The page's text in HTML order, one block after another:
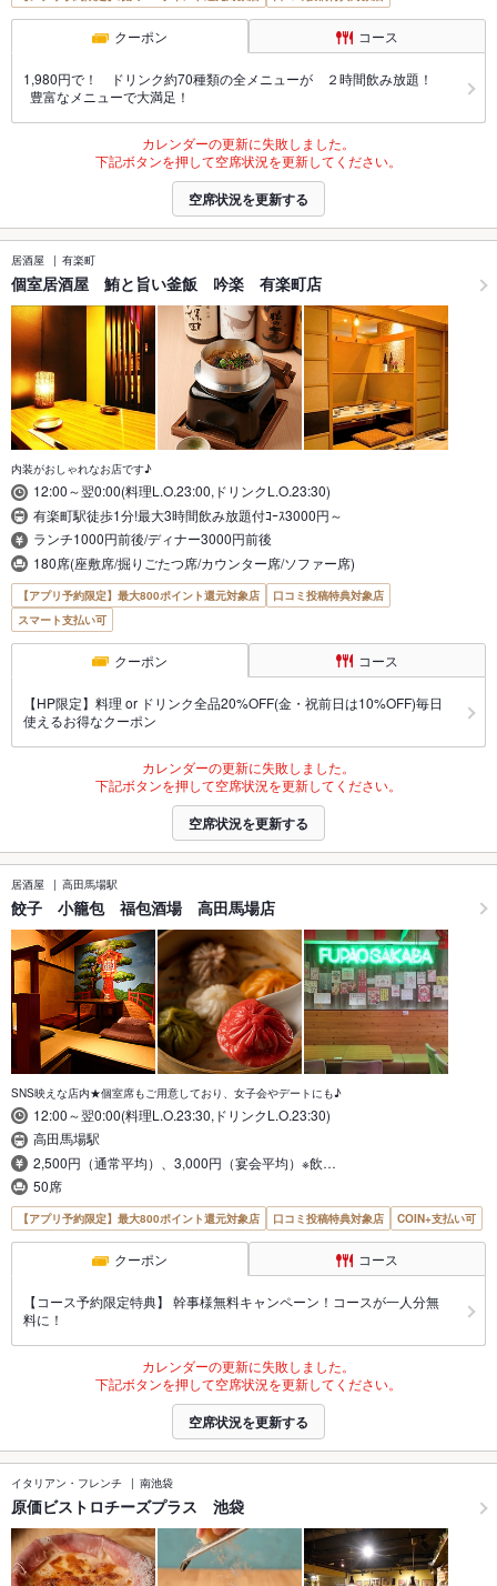
クーポン コース
1,980円で！ ドリンク約70種類の全メニューが ２時間飲み放題！
豊富なメニューで大満足！
カレンダーの更新に失敗しました。
下記ボタンを押して空席状況を更新してください。
空席状況を更新する
居酒屋 有楽町
個室居酒屋 鮪と旨い釜飯 吟楽 有楽町店
内装がおしゃれなお店です♪
12:00～翌0:00(料理L.O.23:00,ドリンクL.O.23:30)
有楽町駅徒歩1分!最大3時間飲み放題付ｺｰｽ3000円～
ランチ1000円前後/ディナー3000円前後
180席(座敷席/掘りごたつ席/カウンター席/ソファー席)
【アプリ予約限定】最大800ポイント還元対象店
口コミ投稿特典対象店
スマート支払い可
クーポン コース
【HP限定】料理 or ドリンク全品20%OFF(金・祝前日は10%OFF)毎日
使えるお得なクーポン
カレンダーの更新に失敗しました。
下記ボタンを押して空席状況を更新してください。
空席状況を更新する
居酒屋 高田馬場駅
餃子 小籠包 福包酒場 高田馬場店
SNS映えな店内★個室席もご用意しており、女子会やデートにも♪
12:00～翌0:00(料理L.O.23:30,ドリンクL.O.23:30)
高田馬場駅
2,500円（通常平均）、3,000円（宴会平均）※飲…
50席
【アプリ予約限定】最大800ポイント還元対象店 口コミ投稿特典対象店 COIN+支払い可
クーポン コース
【コース予約限定特典】 幹事様無料キャンペーン！コースが一人分無
料に！
カレンダーの更新に失敗しました。
下記ボタンを押して空席状況を更新してください。
空席状況を更新する
イタリアン・フレンチ 南池袋
原価ビストロチーズプラス 池袋